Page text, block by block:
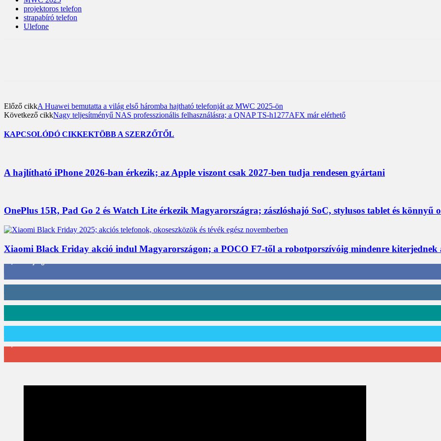
projektoros telefon
strapabíró telefon
Ulefone
Előző cikkA Huawei bemutatta a világ első háromba hajtható telefonját az MWC 2025-ön
Következő cikkNagy teljesítményű NAS professzionális felhasználásra; a QNAP TS-h1277AFX már elérhető
KAPCSOLÓDÓ CIKKEKTÖBB A SZERZŐTŐL
A hajlítható iPhone 2026-ban érkezik; az Apple viszont csak 2027-ben tudja rendesen gyártani
OnePlus 15R, Pad Go 2 és Watch Lite érkezik Magyarországra; zászlóshajó SoC, stylusos tablet és könnyű
Xiaomi Black Friday akció indul Magyarországon; a POCO F7-től a robotporszívóig mindenre kiterjednek
412 Követő
59 Követő
101 Követő
2,589 Feliratkozó